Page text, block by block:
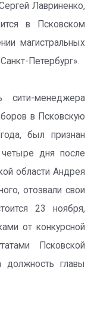
Лавриненко,
в Псковском
магистральных
Петербург».
сити-менеджера
в Псковскую
был признан
дня после
области Андрея
отозвали свои
23 ноября,
от конкурсной
Псковской
должность главы